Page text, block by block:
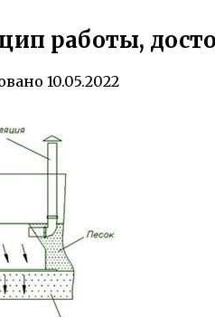
работы,
10.05.2022